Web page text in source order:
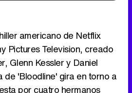
americano de Netflix
Pictures Television, creado
Glenn Kessler y Daniel
de 'Bloodline' gira en torno a
por cuatro hermanos